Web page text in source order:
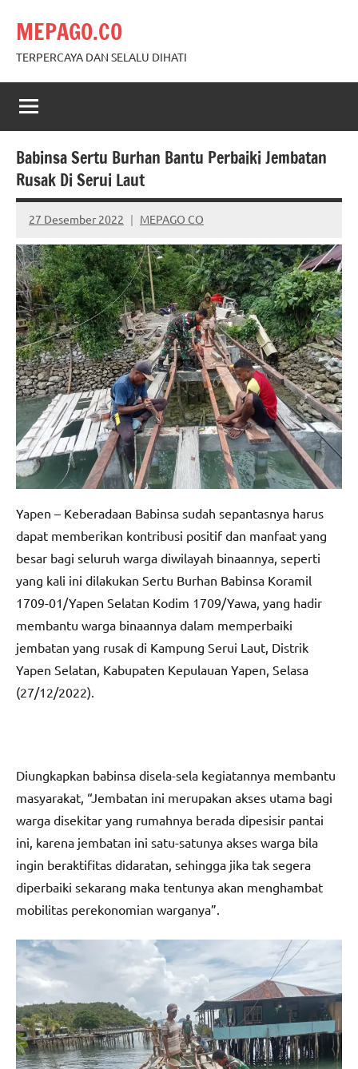
content
MEPAGO.CO
TERPERCAYA DAN SELALU DIHATI
Babinsa Sertu Burhan Bantu Perbaiki Jembatan
Rusak Di Serui Laut
27 Desember 2022 MEPAGO CO
No
comments
Yapen – Keberadaan Babinsa sudah sepantasnya harus
dapat memberikan kontribusi positif dan manfaat yang
besar bagi seluruh warga diwilayah binaannya, seperti
yang kali ini dilakukan Sertu Burhan Babinsa Koramil
1709-01/Yapen Selatan Kodim 1709/Yawa, yang hadir
membantu warga binaannya dalam memperbaiki
jembatan yang rusak di Kampung Serui Laut, Distrik
Yapen Selatan, Kabupaten Kepulauan Yapen, Selasa
(27/12/2022).
Diungkapkan babinsa disela-sela kegiatannya membantu
masyarakat, “Jembatan ini merupakan akses utama bagi
warga disekitar yang rumahnya berada dipesisir pantai
ini, karena jembatan ini satu-satunya akses warga bila
ingin beraktifitas didaratan, sehingga jika tak segera
diperbaiki sekarang maka tentunya akan menghambat
mobilitas perekonomian warganya”.